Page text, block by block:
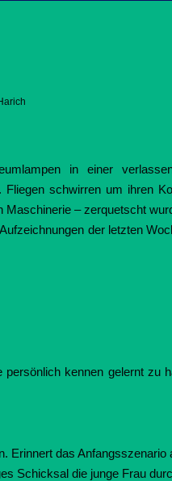
in einer
schwirren um ihren
Maschinerie – zerquetscht
der letzten
kennen gelernt zu
Erinnert das
Schicksal die junge Frau